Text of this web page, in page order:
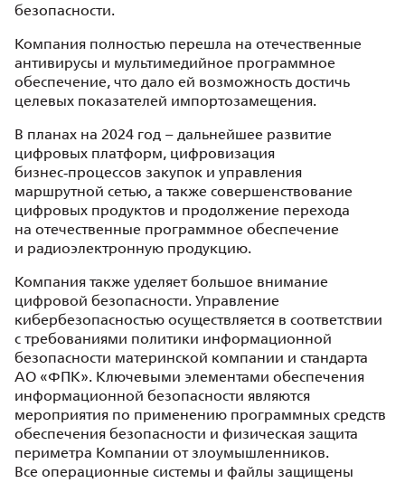
безопасности.
Компания полностью перешла на отечественные
антивирусы и мультимедийное программное
обеспечение, что дало ей возможность достичь
целевых показателей импортозамещения.
В планах на 2024 год – дальнейшее развитие
цифровых платформ, цифровизация
бизнес‑процессов закупок и управления
маршрутной сетью, а также совершенствование
цифровых продуктов и продолжение перехода
на отечественные программное обеспечение
и радиоэлектронную продукцию.
Компания также уделяет большое внимание
цифровой безопасности. Управление
кибербезопасностью осуществляется в соответствии
с требованиями политики информационной
безопасности материнской компании и стандарта
АО «ФПК». Ключевыми элементами обеспечения
информационной безопасности являются
мероприятия по применению программных средств
обеспечения безопасности и физическая защита
периметра Компании от злоумышленников.
Все операционные системы и файлы защищены